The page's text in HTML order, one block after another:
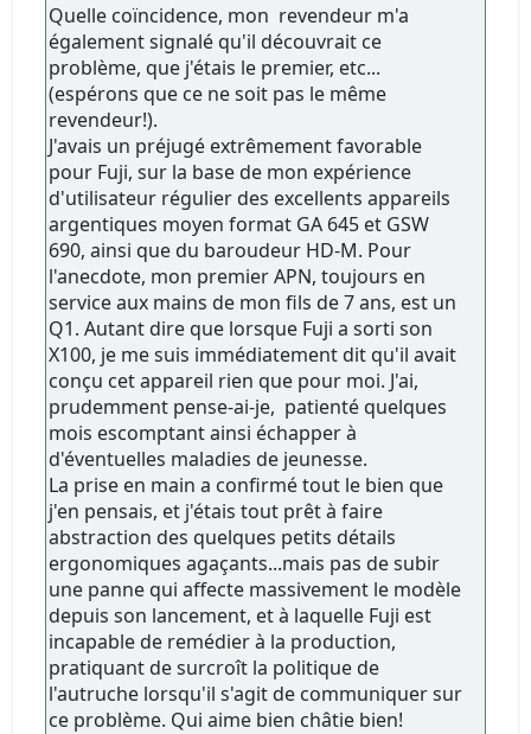
Quelle coïncidence, mon revendeur m'a
également signalé qu'il découvrait ce
problème, que j'étais le premier, etc...
(espérons que ce ne soit pas le même
revendeur!).
J'avais un préjugé extrêmement favorable
pour Fuji, sur la base de mon expérience
d'utilisateur régulier des excellents appareils
argentiques moyen format GA 645 et GSW
690, ainsi que du baroudeur HD-M. Pour
l'anecdote, mon premier APN, toujours en
service aux mains de mon fils de 7 ans, est un
Q1. Autant dire que lorsque Fuji a sorti son
X100, je me suis immédiatement dit qu'il avait
conçu cet appareil rien que pour moi. J'ai,
prudemment pense-ai-je, patienté quelques
mois escomptant ainsi échapper à
d'éventuelles maladies de jeunesse.
La prise en main a confirmé tout le bien que
j'en pensais, et j'étais tout prêt à faire
abstraction des quelques petits détails
ergonomiques agaçants...mais pas de subir
une panne qui affecte massivement le modèle
depuis son lancement, et à laquelle Fuji est
incapable de remédier à la production,
pratiquant de surcroît la politique de
l'autruche lorsqu'il s'agit de communiquer sur
ce problème. Qui aime bien châtie bien!